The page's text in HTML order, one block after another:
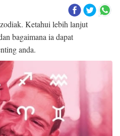
Ketahui lebih lanjut
bagaimana ia dapat
anda.